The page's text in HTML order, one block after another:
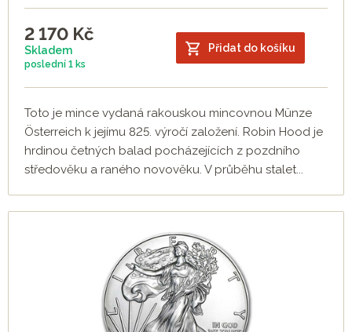
2 170 Kč
Skladem
poslední 1 ks
Přidat do košíku
Toto je mince vydaná rakouskou mincovnou Münze
Österreich k jejímu 825. výročí založení. Robin Hood je
hrdinou četných balad pocházejících z pozdního
středověku a raného novověku. V průběhu stalet...